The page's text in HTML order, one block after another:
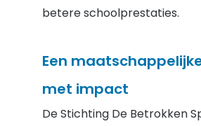
betere schoolprestaties.
Een
met impact
De Stichting De Betrokken